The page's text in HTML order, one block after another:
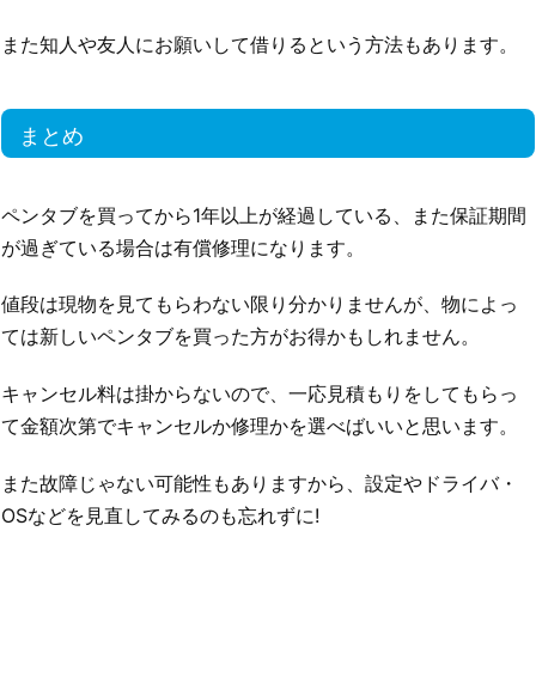
また知人や友人にお願いして借りるという方法もあります。
まとめ
ペンタブを買ってから1年以上が経過している、また保証期間
が過ぎている場合は有償修理になります。
値段は現物を見てもらわない限り分かりませんが、物によっ
ては新しいペンタブを買った方がお得かもしれません。
キャンセル料は掛からないので、一応見積もりをしてもらっ
て金額次第でキャンセルか修理かを選べばいいと思います。
また故障じゃない可能性もありますから、設定やドライバ・
OSなどを見直してみるのも忘れずに!